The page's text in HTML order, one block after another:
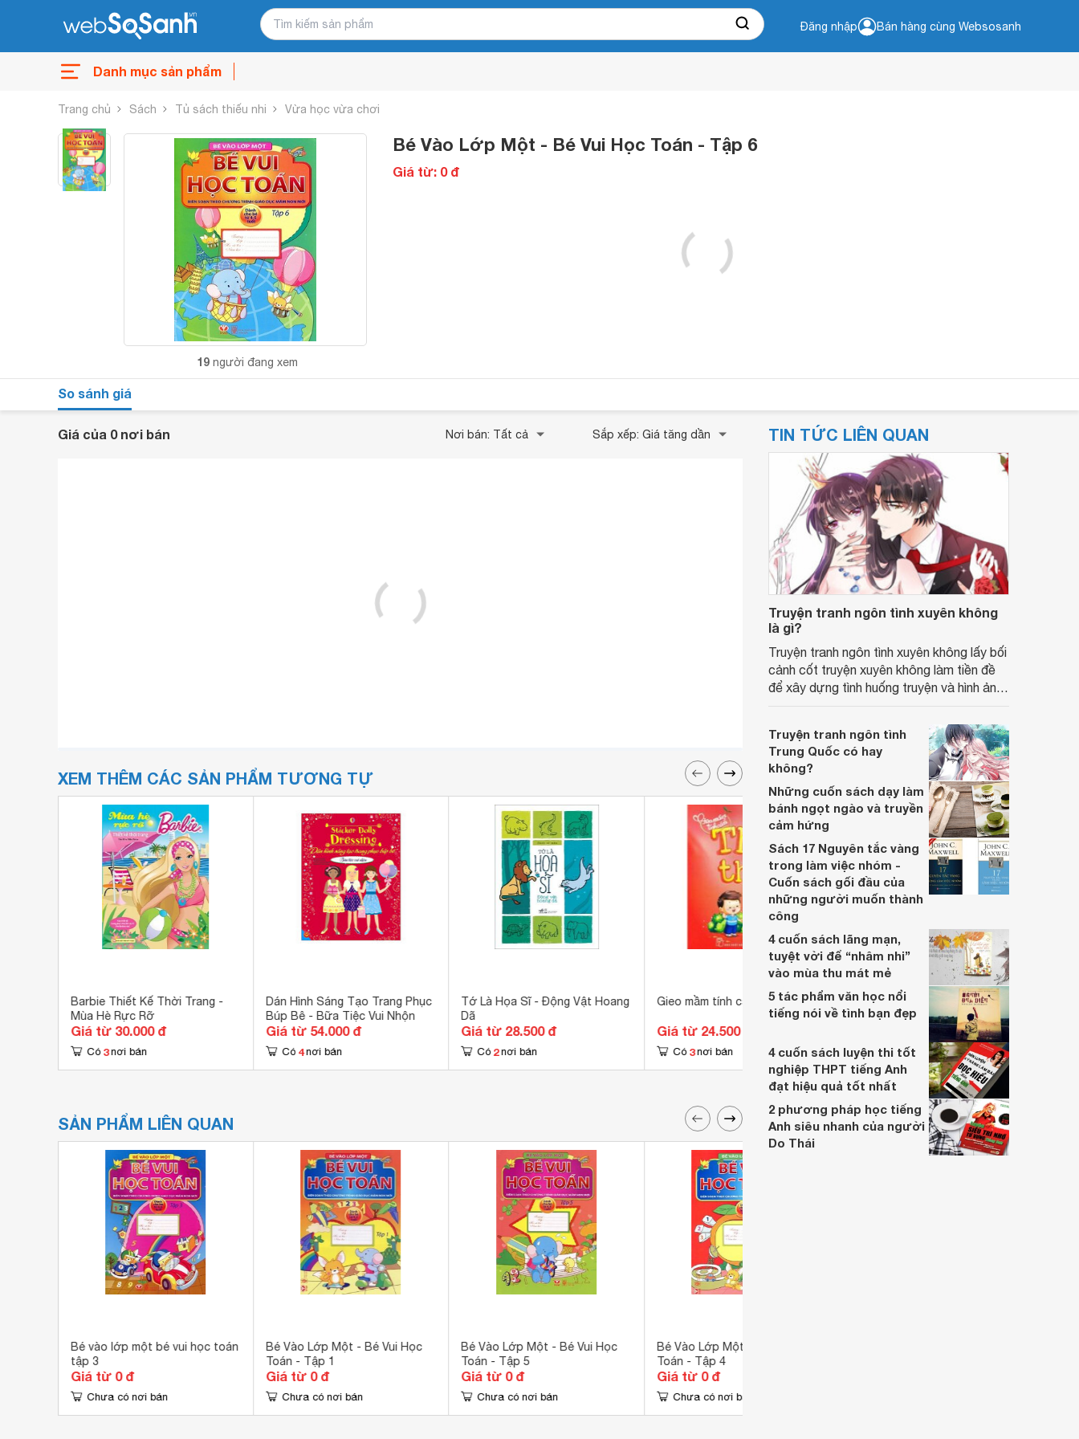
Đăng nhập Bán hàng cùng Websosanh
Danh mục sản phẩm
Trang chủ Sách Tủ sách thiếu nhi Vừa học vừa chơi
19 người đang xem
Bé Vào Lớp Một - Bé Vui Học Toán - Tập 6
Giá từ: 0 đ
So sánh giá
Giá của 0 nơi bán Nơi bán: Tất cả Sắp xếp: Giá tăng dần
XEM THÊM CÁC SẢN PHẨM TƯƠNG TỰ
Barbie Thiết Kế Thời Trang -
Mùa Hè Rực Rỡ
Giá từ 30.000 đ
Có 3 nơi bán
Dán Hình Sáng Tạo Trang Phục
Búp Bê - Bữa Tiệc Vui Nhộn
Giá từ 54.000 đ
Có 4 nơi bán
Tớ Là Họa Sĩ - Động Vật Hoang
Dã
Giá từ 28.500 đ
Có 2 nơi bán
Gieo mầm tính cách - Tha thứ
Giá từ 24.500 đ
Có 3 nơi bán
Barbie thiết kế thời trang -
Những cô gái năng động
Giá từ 27.200 đ
Có 4 nơi bán
SẢN PHẨM LIÊN QUAN
Bé vào lớp một bé vui học toán
tập 3
Giá từ 0 đ
Chưa có nơi bán
Bé Vào Lớp Một - Bé Vui Học
Toán - Tập 1
Giá từ 0 đ
Chưa có nơi bán
Bé Vào Lớp Một - Bé Vui Học
Toán - Tập 5
Giá từ 0 đ
Chưa có nơi bán
Bé Vào Lớp Một - Bé Vui Học
Toán - Tập 4
Giá từ 0 đ
Chưa có nơi bán
TIN TỨC LIÊN QUAN
Truyện tranh ngôn tình xuyên không
là gì?
Truyện tranh ngôn tình xuyên không lấy bối
cảnh cốt truyện xuyên không làm tiền đề
để xây dựng tình huống truyện và hình ảnh
Truyện tranh ngôn tình
Trung Quốc có hay
không?
Những cuốn sách dạy làm
bánh ngọt ngào và truyền
cảm hứng
Sách 17 Nguyên tắc vàng
trong làm việc nhóm -
Cuốn sách gối đầu của
những người muốn thành
công
4 cuốn sách lãng mạn,
tuyệt vời để “nhâm nhi”
vào mùa thu mát mẻ
5 tác phẩm văn học nổi
tiếng nói về tình bạn đẹp
4 cuốn sách luyện thi tốt
nghiệp THPT tiếng Anh
đạt hiệu quả tốt nhất
2 phương pháp học tiếng
Anh siêu nhanh của người
Do Thái